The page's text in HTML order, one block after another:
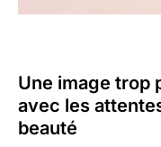
Une image trop
avec les
beauté